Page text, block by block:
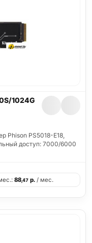
1024G
Phison PS5018-E18,
доступ: 7000/6000
88,47 р. / мес.